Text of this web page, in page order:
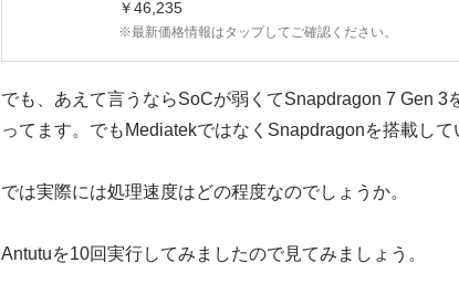
￥46,235
※最新価格情報はタップしてご確認ください。
でも、あえて言うならSoCが弱くてSnapdragon 7 Gen 3
ってます。でもMediatekではなくSnapdragonを搭載して
では実際には処理速度はどの程度なのでしょうか。
Antutuを10回実行してみましたので見てみましょう。